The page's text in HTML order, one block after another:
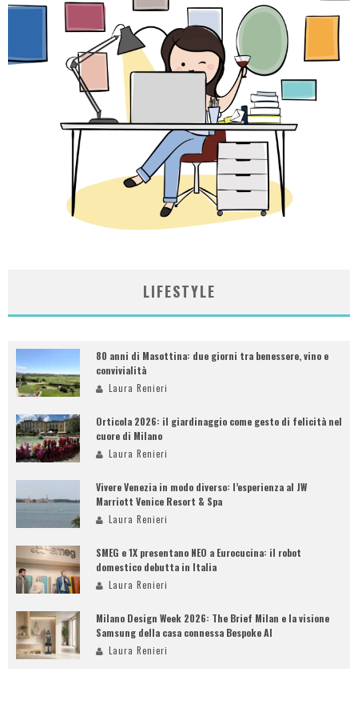
LIFESTYLE
80 anni di Masottina: due giorni tra benessere, vino e
convivialità
Laura Renieri
Orticola 2026: il giardinaggio come gesto di felicità nel
cuore di Milano
Laura Renieri
Vivere Venezia in modo diverso: l’esperienza al JW
Marriott Venice Resort & Spa
Laura Renieri
SMEG e 1X presentano NEO a Eurocucina: il robot
domestico debutta in Italia
Laura Renieri
Milano Design Week 2026: The Brief Milan e la visione
Samsung della casa connessa Bespoke AI
Laura Renieri